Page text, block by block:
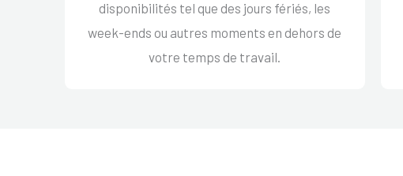
disponibilités tel que des jours fériés, les
week-ends ou autres moments en dehors de
votre temps de travail.